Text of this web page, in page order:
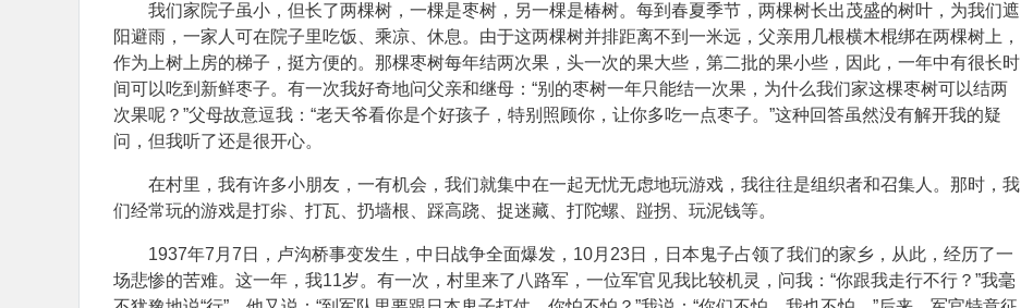
我们家院子虽小，但长了两棵树，一棵是枣树，另一棵是椿树。每到春夏季节，两棵树长出茂盛的树叶，为我们遮
阳避雨，一家人可在院子里吃饭、乘凉、休息。由于这两棵树并排距离不到一米远，父亲用几根横木棍绑在两棵树上，
作为上树上房的梯子，挺方便的。那棵枣树每年结两次果，头一次的果大些，第二批的果小些，因此，一年中有很长时
间可以吃到新鲜枣子。有一次我好奇地问父亲和继母：“别的枣树一年只能结一次果，为什么我们家这棵枣树可以结两
次果呢？”父母故意逗我：“老天爷看你是个好孩子，特别照顾你，让你多吃一点枣子。”这种回答虽然没有解开我的疑
问，但我听了还是很开心。
在村里，我有许多小朋友，一有机会，我们就集中在一起无忧无虑地玩游戏，我往往是组织者和召集人。那时，我
们经常玩的游戏是打尜、打瓦、扔墙根、踩高跷、捉迷藏、打陀螺、踫拐、玩泥钱等。
1937年7月7日，卢沟桥事变发生，中日战争全面爆发，10月23日，日本鬼子占领了我们的家乡，从此，经历了一
场悲惨的苦难。这一年，我11岁。有一次，村里来了八路军，一位军官见我比较机灵，问我：“你跟我走行不行？”我毫